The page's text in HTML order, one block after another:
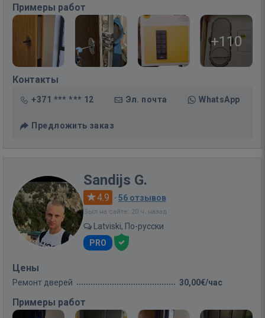
Примеры работ
+110
Контакты
+371 *** *** 12 Эл. почта WhatsApp
Предложить заказ
Sandijs G.
4.9 · 56 отзывов
Был на сайте: 20 ч. назад
Latviski, По-русски
PRO
Цены
Ремонт дверей 30,00€/час
Примеры работ